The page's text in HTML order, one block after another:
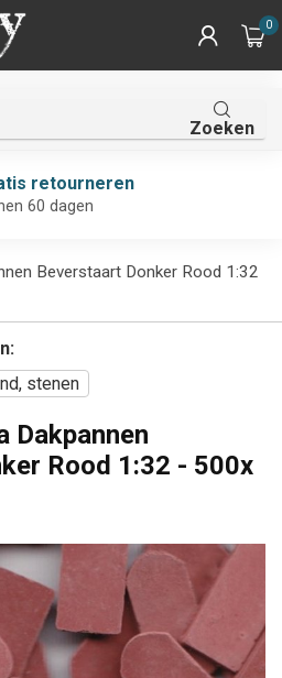
0
Zoeken
retourneren
60 dagen
Beverstaart Donker Rood 1:32
stenen
Dakpannen
Rood 1:32 - 500x